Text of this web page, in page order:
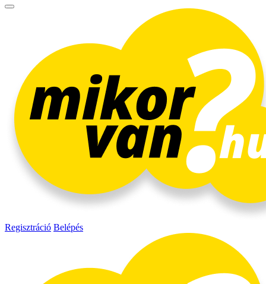
Regisztráció Belépés